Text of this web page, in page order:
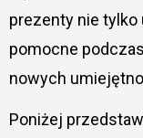
prezenty nie tylko
pomocne
nowych
Poniżej